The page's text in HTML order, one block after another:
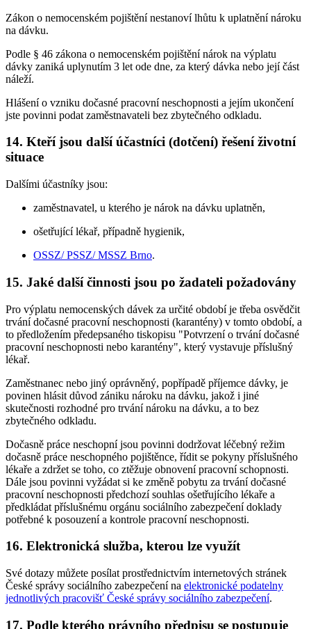
Zákon o nemocenském pojištění nestanoví lhůtu k uplatnění nároku
na dávku.
Podle § 46 zákona o nemocenském pojištění nárok na výplatu
dávky zaniká uplynutím 3 let ode dne, za který dávka nebo její část
náleží.
Hlášení o vzniku dočasné pracovní neschopnosti a jejím ukončení
jste povinni podat zaměstnavateli bez zbytečného odkladu.
14. Kteří jsou další účastníci (dotčení) řešení životní
situace
Dalšími účastníky jsou:
zaměstnavatel, u kterého je nárok na dávku uplatněn,
ošetřující lékař, případně hygienik,
OSSZ/ PSSZ/ MSSZ Brno.
15. Jaké další činnosti jsou po žadateli požadovány
Pro výplatu nemocenských dávek za určité období je třeba osvědčit
trvání dočasné pracovní neschopnosti (karantény) v tomto období, a
to předložením předepsaného tiskopisu "Potvrzení o trvání dočasné
pracovní neschopnosti nebo karantény", který vystavuje příslušný
lékař.
Zaměstnanec nebo jiný oprávněný, popřípadě příjemce dávky, je
povinen hlásit důvod zániku nároku na dávku, jakož i jiné
skutečnosti rozhodné pro trvání nároku na dávku, a to bez
zbytečného odkladu.
Dočasně práce neschopní jsou povinni dodržovat léčebný režim
dočasně práce neschopného pojištěnce, řídit se pokyny příslušného
lékaře a zdržet se toho, co ztěžuje obnovení pracovní schopnosti.
Dále jsou povinni vyžádat si ke změně pobytu za trvání dočasné
pracovní neschopnosti předchozí souhlas ošetřujícího lékaře a
předkládat příslušnému orgánu sociálního zabezpečení doklady
potřebné k posouzení a kontrole pracovní neschopnosti.
16. Elektronická služba, kterou lze využít
Své dotazy můžete posílat prostřednictvím internetových stránek
České správy sociálního zabezpečení na elektronické podatelny
jednotlivých pracovišť České správy sociálního zabezpečení.
17. Podle kterého právního předpisu se postupuje